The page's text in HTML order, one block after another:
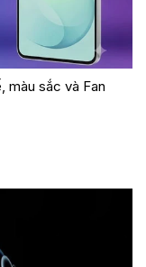
màu sắc và Fan